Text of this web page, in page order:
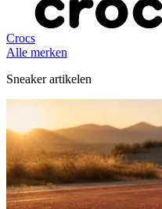
Crocs
Alle merken
Sneaker artikelen